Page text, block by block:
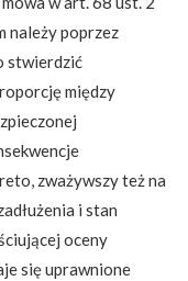
należy poprzez
stwierdzić
między
zważywszy też na
i stan
oceny
się uprawnione